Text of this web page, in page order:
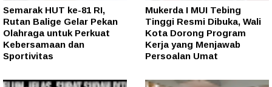
Semarak HUT ke-81 RI,
Rutan Balige Gelar Pekan
Olahraga untuk Perkuat
Kebersamaan dan
Sportivitas
Mukerda I MUI Tebing
Tinggi Resmi Dibuka, Wali
Kota Dorong Program
Kerja yang Menjawab
Persoalan Umat